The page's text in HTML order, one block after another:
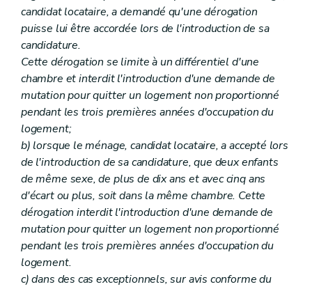
candidat locataire, a demandé qu'une dérogation
puisse lui être accordée lors de l'introduction de sa
candidature.
Cette dérogation se limite à un différentiel d'une
chambre et interdit l'introduction d'une demande de
mutation pour quitter un logement non proportionné
pendant les trois premières années d'occupation du
logement;
b) lorsque le ménage, candidat locataire, a accepté lors
de l'introduction de sa candidature, que deux enfants
de même sexe, de plus de dix ans et avec cinq ans
d'écart ou plus, soit dans la même chambre. Cette
dérogation interdit l'introduction d'une demande de
mutation pour quitter un logement non proportionné
pendant les trois premières années d'occupation du
logement.
c) dans des cas exceptionnels, sur avis conforme du